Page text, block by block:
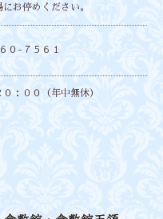
お停めください。
０-７５６１
０：００（年中無休）